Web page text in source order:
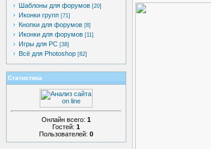
Шаблоны для форумов [20]
Иконки групп [71]
Кнопки для форумов [8]
Иконки для форумов [11]
Игры для PC [38]
Всё для Photoshop [82]
Статистика
Онлайн всего: 1
Гостей: 1
Пользователей: 0